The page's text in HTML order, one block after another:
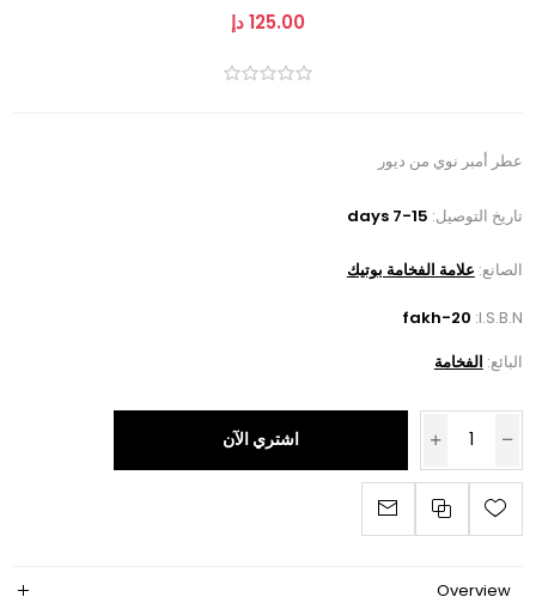
125.00 دإ
عطر أمبر نوي من ديور
تاريخ التوصيل: 7-15 days
الصانع: علامة الفخامة بوتيك
I.S.B.N:
fakh-20
البائع: الفخامة
اشتري الآن
Overview